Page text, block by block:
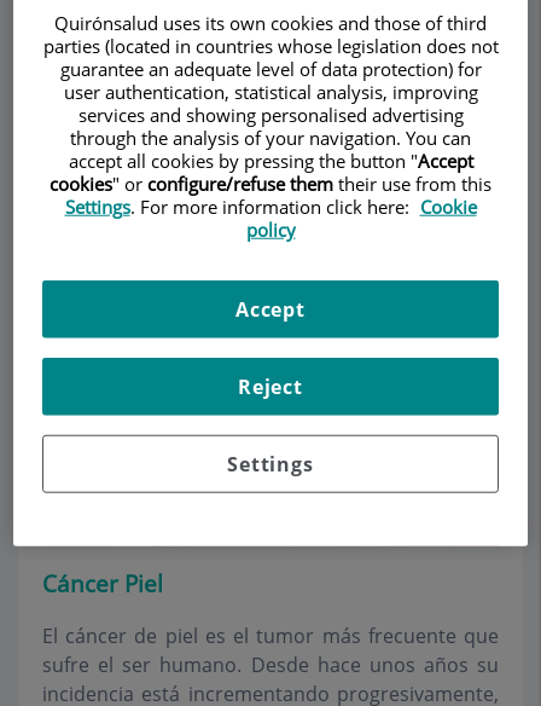
DERMATOLOGÍA
Descripción ServiciosEquipoContacto Datos de interés
Pedir cita
Dermatología Oncológica
Cáncer Piel
El cáncer de piel es el tumor más frecuente que
sufre el ser humano. Desde hace unos años su
incidencia está incrementando progresivamente,
Quirónsalud uses its own cookies and those of third
parties (located in countries whose legislation does not
guarantee an adequate level of data protection) for
user authentication, statistical analysis, improving
services and showing personalised advertising
through the analysis of your navigation. You can
accept all cookies by pressing the button "Accept
cookies" or configure/refuse them their use from this
Settings. For more information click here: Cookie
policy
Settings
Reject
Accept